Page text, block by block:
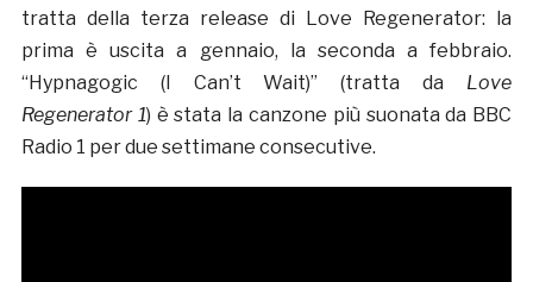
tratta della terza release di Love Regenerator: la
prima è uscita a gennaio, la seconda a febbraio.
“Hypnagogic (I Can’t Wait)” (tratta da Love
Regenerator 1) è stata la canzone più suonata da BBC
Radio 1 per due settimane consecutive.